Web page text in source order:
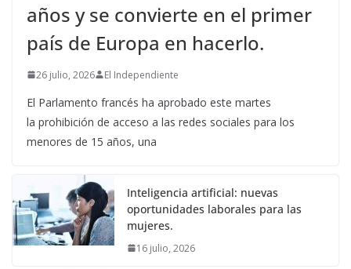
años y se convierte en el primer
país de Europa en hacerlo.
26 julio, 2026 El Independiente
El Parlamento francés ha aprobado este martes
la prohibición de acceso a las redes sociales para los
menores de 15 años, una
Inteligencia artificial: nuevas
oportunidades laborales para las
mujeres.
16 julio, 2026